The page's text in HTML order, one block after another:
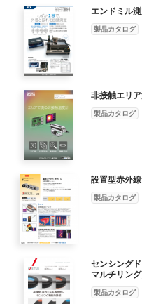
裕（2倍程度）を持った電
質量 標準価格（税別） 照
要容量（OPPX-20024の場
ーブル 190g 4,800円 OP-
円 600 25.0 500 20.0 400
参考に、営業担当にお問い
の接続照明容量 5.0 100 出
力電流 フィードバック 接続
AC100 無 172W≦ 0 50 100
120W≦ 接続したLED照明の
172W＞ 480W 20A PWM（
ボ（フィードバック制御：
PWM（フィードバック制御
制御：OFF） ※ 接続照明総
11 DC24V電源の必要容量
ップ） PWM周波数130kHz
ステップ）、1ms～999ms
は12Vタイプ： DC12V
限 10% Duty (パルス幅の10
ス幅の１4.3倍以上の周期
入力」： OFF時 ON電圧：
(SYNC1～ 応答時間：
4,SEQRST) 「5V入力」：
1V以下 外部パラレル制御
ON→OFF 22μs以内 出 力
カプラ オープンコレクタ
1.5V（10ｍA時） 通信 USB
COM ポートによるシリアル
4800 / 9600 / 19200 /
10BASE-T/100BASE-TX)
UDP,TCP,DHCP,iQS S (三菱
＋70℃/20～95% (結露な
X、Y、Z各方向 2時間 耐
ポリカーボネート 質 量
エンドミル
製品カタログ
非接触エリ
製品カタログ
設置型赤外
製品カタログ
センシング
マルチリン
製品カタログ